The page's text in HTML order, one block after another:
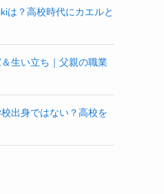
は？高校時代にカエルと
生い立ち｜父親の職業
出身ではない？高校を